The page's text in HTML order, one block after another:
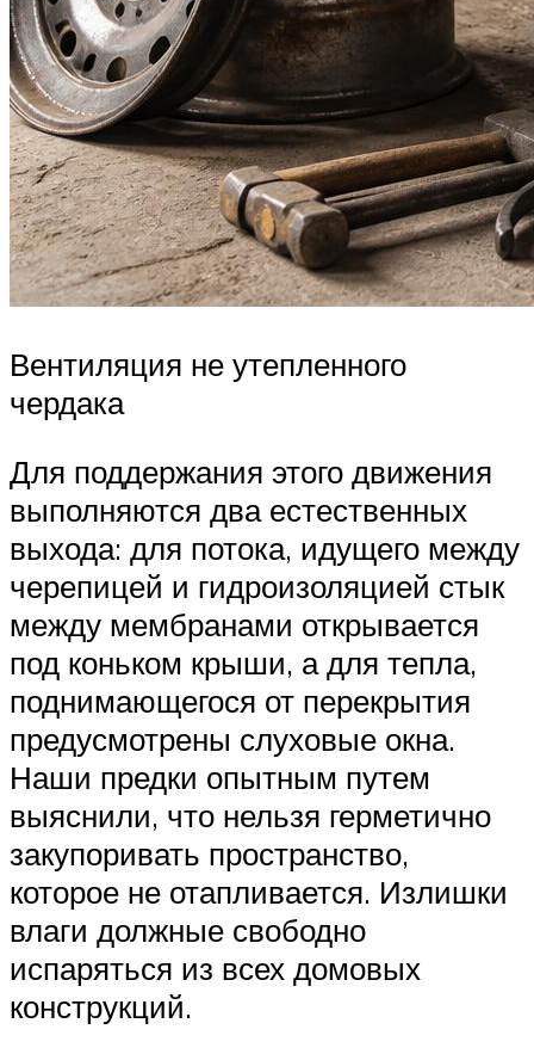
Вентиляция не утепленного
чердака
Для поддержания этого движения
выполняются два естественных
выхода: для потока, идущего между
черепицей и гидроизоляцией стык
между мембранами открывается
под коньком крыши, а для тепла,
поднимающегося от перекрытия
предусмотрены слуховые окна.
Наши предки опытным путем
выяснили, что нельзя герметично
закупоривать пространство,
которое не отапливается. Излишки
влаги должные свободно
испаряться из всех домовых
конструкций.